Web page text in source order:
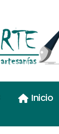
Inicio